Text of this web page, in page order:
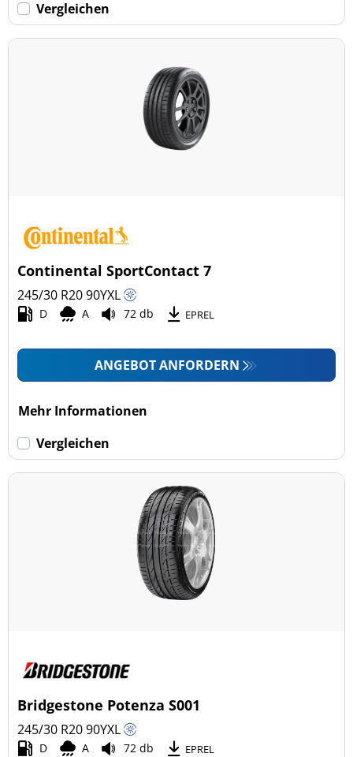
Vergleichen
Continental SportContact 7
245/30 R2090YXL
D A 72 db EPREL
ANGEBOT ANFORDERN
Mehr Informationen
Vergleichen
Bridgestone Potenza S001
245/30 R2090YXL
D A 72 db EPREL